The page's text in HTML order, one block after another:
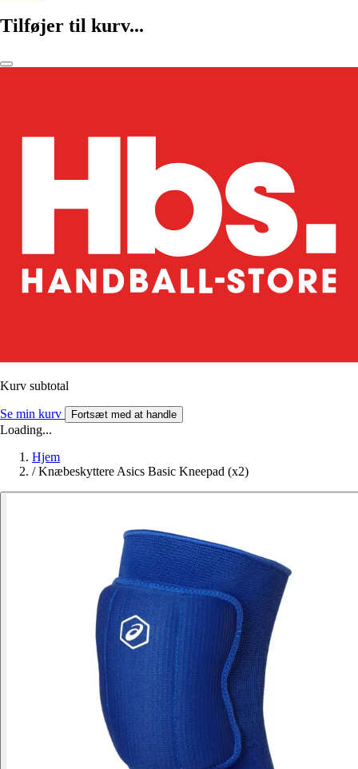
Tilføjer til kurv...
Kurv subtotal
Se min kurv Fortsæt med at handle
Loading...
Hjem
/ Knæbeskyttere Asics Basic Kneepad (x2)